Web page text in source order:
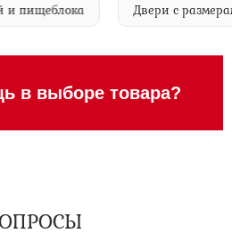
и пищеблока Двери с
в выборе товара?